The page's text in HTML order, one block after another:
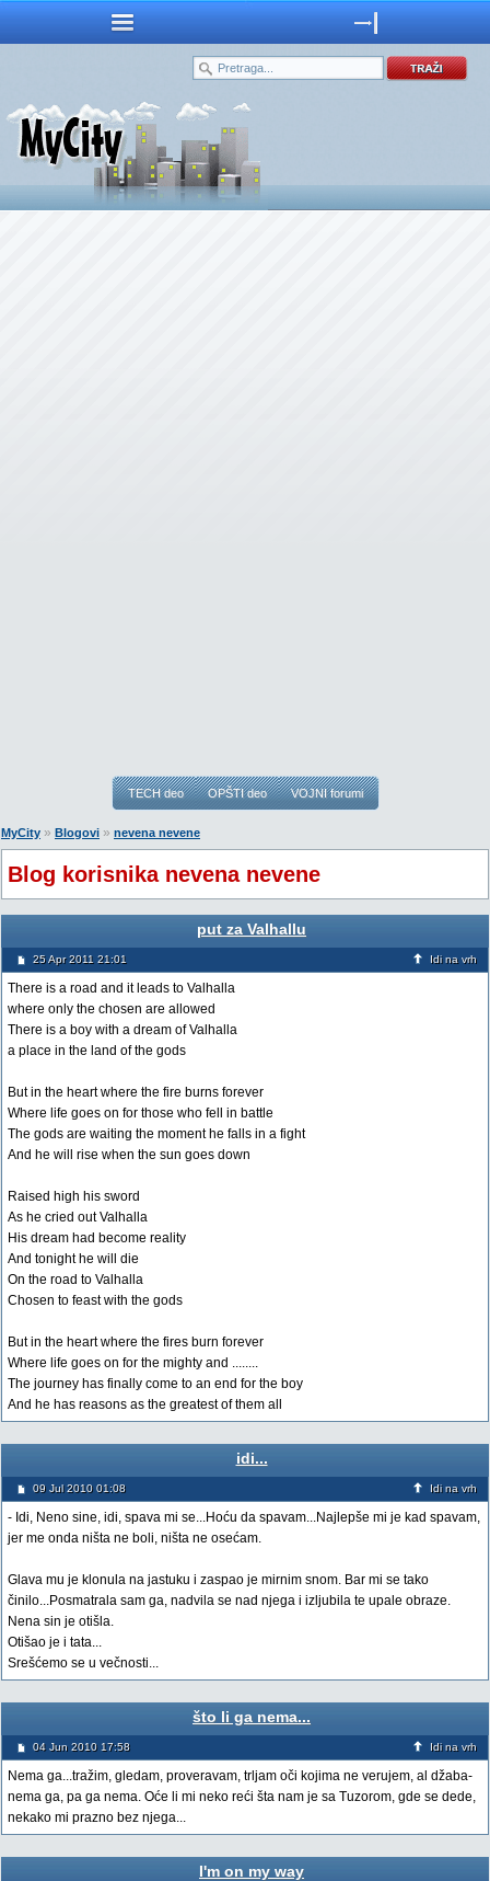
TECH deo OPŠTI deo VOJNI forumi
MyCity » Blogovi » nevena nevene
Blog korisnika nevena nevene
put za Valhallu
25 Apr 2011 21:01 Idi na vrh
There is a road and it leads to Valhalla
where only the chosen are allowed
There is a boy with a dream of Valhalla
a place in the land of the gods
But in the heart where the fire burns forever
Where life goes on for those who fell in battle
The gods are waiting the moment he falls in a fight
And he will rise when the sun goes down
Raised high his sword
As he cried out Valhalla
His dream had become reality
And tonight he will die
On the road to Valhalla
Chosen to feast with the gods
But in the heart where the fires burn forever
Where life goes on for the mighty and ........
The journey has finally come to an end for the boy
And he has reasons as the greatest of them all
idi...
09 Jul 2010 01:08 Idi na vrh
- Idi, Neno sine, idi, spava mi se...Hoću da spavam...Najlepše mi je kad spavam,
jer me onda ništa ne boli, ništa ne osećam.
Glava mu je klonula na jastuku i zaspao je mirnim snom. Bar mi se tako
činilo...Posmatrala sam ga, nadvila se nad njega i izljubila te upale obraze.
Nena sin je otišla.
Otišao je i tata...
Srešćemo se u večnosti...
što li ga nema...
04 Jun 2010 17:58 Idi na vrh
Nema ga...tražim, gledam, proveravam, trljam oči kojima ne verujem, al džaba-
nema ga, pa ga nema. Oće li mi neko reći šta nam je sa Tuzorom, gde se dede,
nekako mi prazno bez njega...
I'm on my way